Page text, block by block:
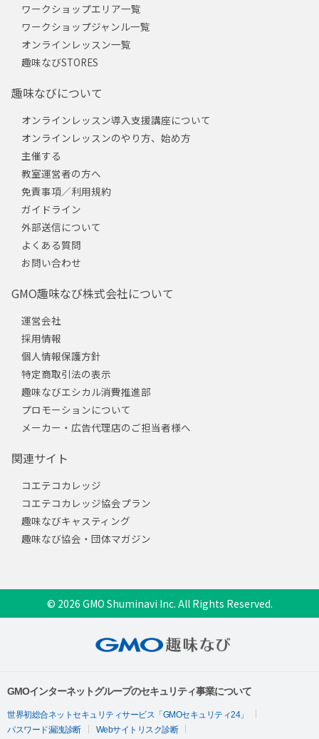
ワークショップエリア一覧
ワークショップジャンル一覧
オンラインレッスン一覧
趣味なびSTORES
趣味なびについて
オンラインレッスン導入支援講座について
オンラインレッスンのやり方、始め方
主催する
教室運営者の方へ
免責事項／利用規約
ガイドライン
外部送信について
よくある質問
お問い合わせ
GMO趣味なび株式会社について
運営会社
採用情報
個人情報保護方針
特定商取引法の表示
趣味なびエシカル消費推進部
プロモーションについて
メーカー・広告代理店のご担当者様へ
関連サイト
コエテコカレッジ
コエテコカレッジ協会プラン
趣味なびキャスティング
趣味なび協会・団体マガジン
© 2026 GMO Shuminavi Inc. All Rights Reserved.